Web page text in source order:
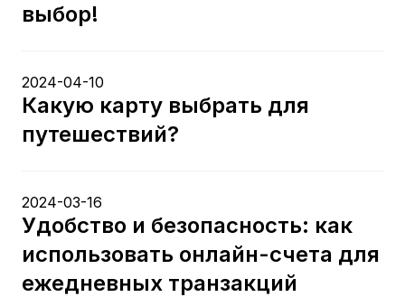
выбор!
2024-04-10
Какую карту выбрать для
путешествий?
2024-03-16
Удобство и безопасность: как
использовать онлайн-счета для
ежедневных транзакций